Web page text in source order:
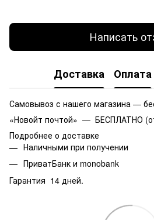
Написать
Доставка Оплата
Самовывоз с нашего магазина —
«Новойт почтой» — БЕСПЛАТНО
Подробнее о доставке
Наличными при получении
ПриватБанк и monobank
Гарантия 14 дней.